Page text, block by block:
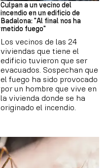
Culpan a un vecino del
incendio en un edificio de
Badalona: "Al final nos ha
metido fuego"
Los vecinos de las 24
viviendas que tiene el
edificio tuvieron que ser
evacuados. Sospechan que
el fuego ha sido provocado
por un hombre que vive en
la vivienda donde se ha
originado el incendio.